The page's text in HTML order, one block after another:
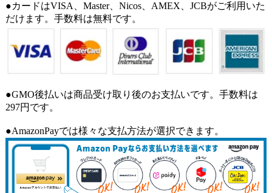
●カードはVISA、Master、Nicos、AMEX、JCBがご利用いた
だけます。手数料は無料です。
●GMO後払いは商品受け取り後のお支払いです。手数料は
297円です。
●AmazonPayでは様々な支払方法が選択できます。